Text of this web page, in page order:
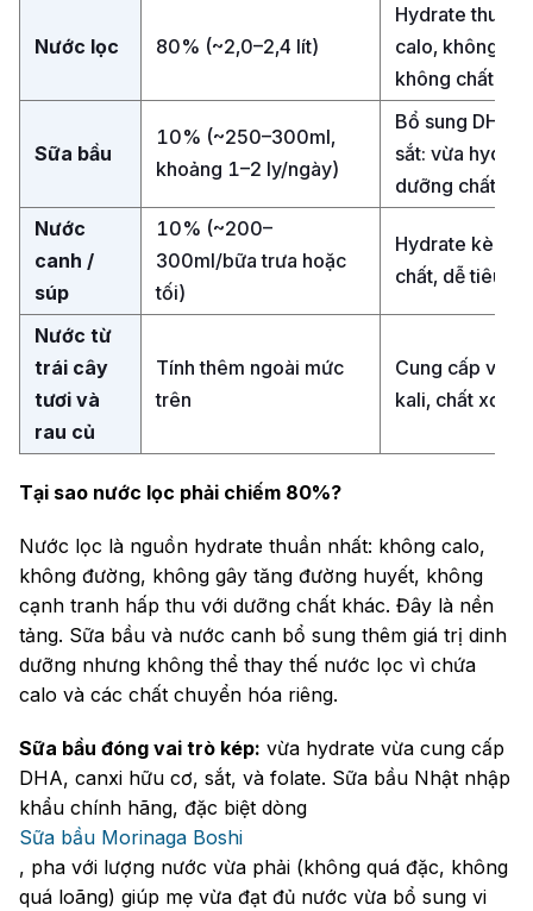
Nước lọc 80% (~2,0–2,4 lít)
Hydrate thuần,
calo, không
không chất
Sữa bầu
10% (~250–300ml,
khoảng 1–2 ly/ngày)
Bổ sung DHA,
sắt: vừa
dưỡng chất
Nước
canh /
súp
10% (~200–
300ml/bữa trưa hoặc
tối)
Hydrate kèm
chất, dễ tiêu
Nước từ
trái cây
tươi và
rau củ
Tính thêm ngoài mức
trên
Cung cấp
kali, chất xơ
80% (~2,0–2,4 lít)
Hydrate thuần,
calo, không
không chất
10% (~250–300ml,
khoảng 1–2 ly/ngày)
Bổ sung DHA,
sắt: vừa
dưỡng chất
10% (~200–
300ml/bữa trưa hoặc
tối)
Hydrate kèm
chất, dễ tiêu
Tính thêm ngoài mức
trên
Cung cấp
kali, chất xơ
Tại sao nước lọc phải chiếm 80%?
Nước lọc là nguồn hydrate thuần nhất: không calo,
không đường, không gây tăng đường huyết, không
cạnh tranh hấp thu với dưỡng chất khác. Đây là nền
tảng. Sữa bầu và nước canh bổ sung thêm giá trị dinh
dưỡng nhưng không thể thay thế nước lọc vì chứa
calo và các chất chuyển hóa riêng.
Sữa bầu đóng vai trò kép: vừa hydrate vừa cung cấp
DHA, canxi hữu cơ, sắt, và folate. Sữa bầu Nhật nhập
khẩu chính hãng, đặc biệt dòng
Sữa bầu Morinaga Boshi
, pha với lượng nước vừa phải (không quá đặc, không
quá loãng) giúp mẹ vừa đạt đủ nước vừa bổ sung vi